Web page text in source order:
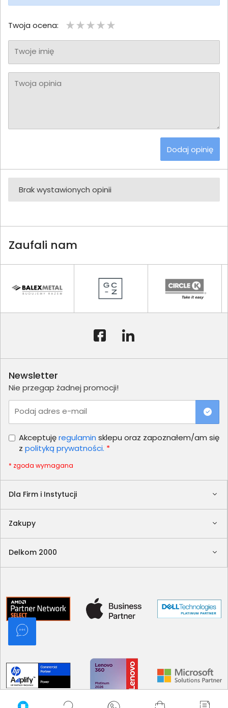
Twoja ocena:
Twoje imię
Twoja opinia
Dodaj opinię
Brak wystawionych opinii
Zaufali nam
Dla Firm i Instytucji
Zakupy
Delkom 2000
Newsletter
Nie przegap żadnej promocji!
Podaj adres e-mail
Akceptujęregulamin sklepu oraz zapoznałem/am się
z polityką prywatności. *
* zgoda wymagana